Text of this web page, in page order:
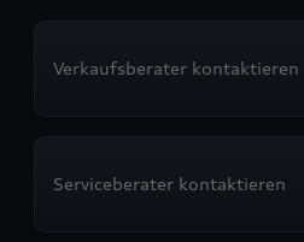
Verkaufsberater kontaktieren
Serviceberater kontaktieren